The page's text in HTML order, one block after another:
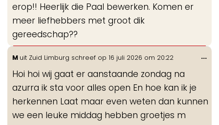
erop!! Heerlijk die Paal bewerken. Komen er
meer liefhebbers met groot dik
gereedschap??
M uit Zuid Limburg schreef op 16 juli 2026 om 20:22
Hoi hoi wij gaat er aanstaande zondag na
azurra ik sta voor alles open En hoe kan ik je
herkennen Laat maar even weten dan kunnen
we een leuke middag hebben groetjes m
...